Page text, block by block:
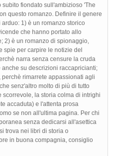
fiondato sull'ambizioso 'The
questo romanzo. Definire il genere
1) è un romanzo storico
che hanno portato allo
2) è un romanzo di spionaggio,
spie per carpire le notizie del
narra senza censure la cruda
su descrizioni raccapricianti;
rimarrete appassionati agli
senz'altro molto di più di tutto
scorrevole, la storia colma di intrighi
accaduta) e l'attenta prosa
se non all'ultima pagina. Per chi
senza dedicarsi all'asettica
trova nei libri di storia o
in buona compagnia, consiglio